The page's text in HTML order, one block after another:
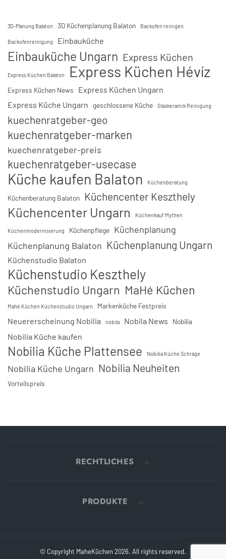
3D-Planung Balaton 3D Küchenplanung Balaton Backofen reinigen
Backofenreinigung Einbauküche
Einbauküche Ungarn Express Küchen
Express Küchen Balaton Express Küchen Hévíz
Express Küchen News
Express Küchen Ungarn
Express Küche Ungarn geschlossene Küche Glaskeramik Reinigung
kuechenratgeber-geo
kuechenratgeber-marken
kuechenratgeber-preis
kuechenratgeber-usecase
Küche kaufen Balaton Küchenberatung
Küchenberatung Balaton Küchencenter Keszthely
Küchencenter Ungarn Küchenkauf Mythen
Küchenmodernisierung Küchenpflege Küchenplanung
Küchenplanung Balaton Küchenplanung Ungarn
Küchenstudio Balaton
Küchenstudio Keszthely
Küchenstudio Ungarn MaHé Küchen
Mahé Küchen Küchenstudio Ungarn Markenküche Festpreis
Neuererscheinung Nobilia nobila Nobila News Nobilia
Nobilia Küche kaufen
Nobilia Küche Plattensee Nobilia Küche Schräge
Nobilia Küche Ungarn Nobilia Neuheiten
Vorteilspreis
RECHTLICHES
PRODUKTE
© Copyright MaheKüchen 2026. All rights reserved.